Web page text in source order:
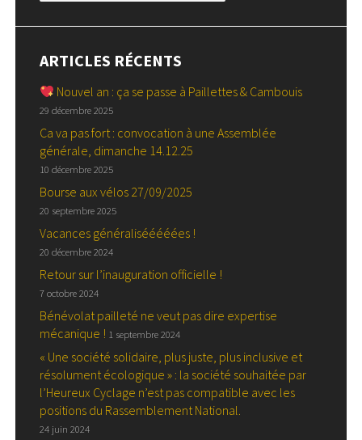
ARTICLES RÉCENTS
Nouvel an : ça se passe à Paillettes & Cambouis
29 décembre 2025
Ca va pas fort : convocation à une Assemblée
générale, dimanche 14.12.25
10 décembre 2025
Bourse aux vélos 27/09/2025
20 septembre 2025
Vacances généralisééééées !
20 décembre 2024
Retour sur l’inauguration officielle !
7 octobre 2024
Bénévolat pailleté ne veut pas dire expertise
mécanique ! 1 septembre 2024
« Une société solidaire, plus juste, plus inclusive et
résolument écologique » : la société souhaitée par
l’Heureux Cyclage n’est pas compatible avec les
positions du Rassemblement National.
24 juin 2024